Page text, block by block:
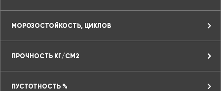
МОРОЗОСТОЙКОСТЬ, ЦИКЛОВ
ПРОЧНОСТЬ КГ/СМ2
ПУСТОТНОСТЬ %